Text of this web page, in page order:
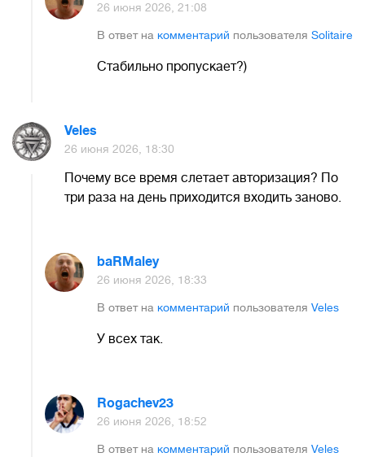
26 июня 2026, 21:08
В ответ на комментарий пользователя Solitaire
Стабильно пропускает?)
Veles
26 июня 2026, 18:30
Почему все время слетает авторизация? По
три раза на день приходится входить заново.
baRMaley
26 июня 2026, 18:33
В ответ на комментарий пользователя Veles
У всех так.
Rogachev23
26 июня 2026, 18:52
В ответ на комментарий пользователя Veles